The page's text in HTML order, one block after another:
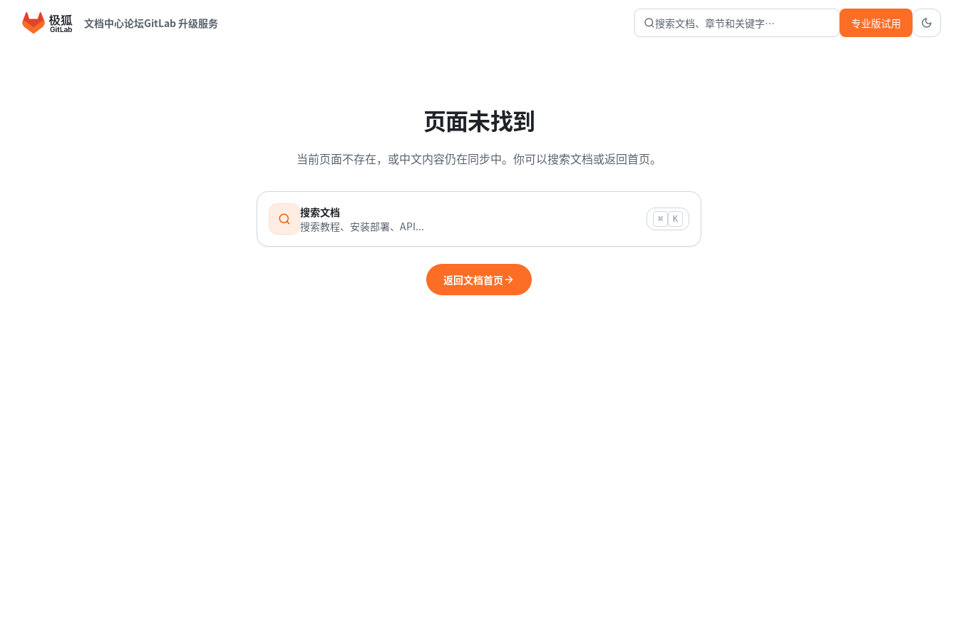
文档中心论坛GitLab 升级服务 搜索文档、章节和关键字… 专业版试用
页面未找到
当前页面不存在，或中文内容仍在同步中。你可以搜索文档或返回首页。
搜索文档
搜索教程、安装部署、API...
⌘ K
返回文档首页